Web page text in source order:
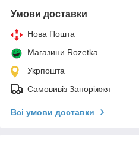
Умови доставки
Нова Пошта
Магазини Rozetka
Укрпошта
Самовивіз Запоріжжя
Всі умови доставки